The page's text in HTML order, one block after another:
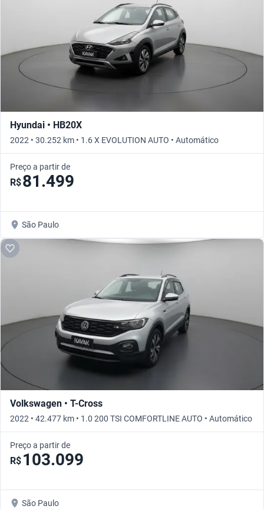
Hyundai • HB20X
2022 • 30.252 km • 1.6 X EVOLUTION AUTO • Automático
Preço a partir de
R$81.499
São Paulo
Volkswagen • T-Cross
2022 • 42.477 km • 1.0 200 TSI COMFORTLINE AUTO • Automático
Preço a partir de
R$ 103.099
São Paulo